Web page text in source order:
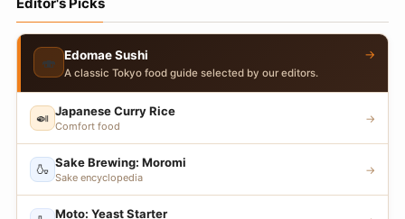
Editor's Picks
🍣 Edomae Sushi
A classic Tokyo food guide selected by our editors.
→
🍛 Japanese Curry Rice
Comfort food
→
🍶 Sake Brewing: Moromi
Sake encyclopedia
→
Moto: Yeast Starter